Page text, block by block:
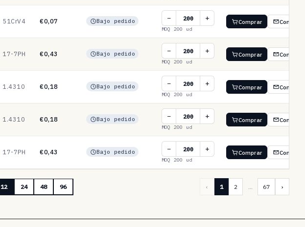
51CrV4 €0,07 Bajo pedido − +
MOQ 200 ud
Comprar
17-7PH €0,43 Bajo pedido − +
MOQ 200 ud
Comprar
1.4310 €0,18 Bajo pedido − +
MOQ 200 ud
Comprar
1.4310 €0,18 Bajo pedido − +
MOQ 200 ud
Comprar
17-7PH €0,43 Bajo pedido − +
MOQ 200 ud
Comprar
12 24 48 96 ‹ 1 2 … 67 ›